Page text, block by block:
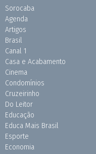
Sorocaba
Agenda
Artigos
Brasil
Canal 1
Casa e Acabamento
Cinema
Condomínios
Cruzeirinho
Do Leitor
Educação
Educa Mais Brasil
Esporte
Economia